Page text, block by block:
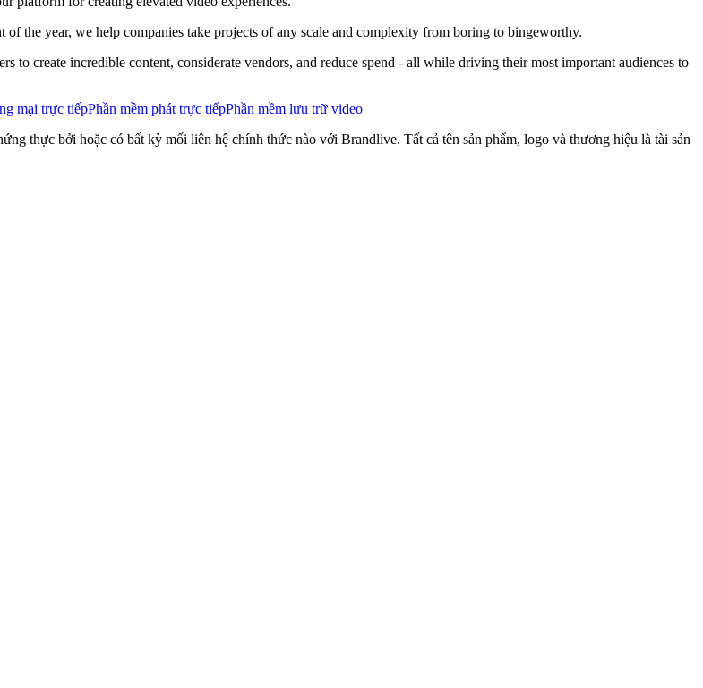
the year, we help companies take projects of any scale and complexity from boring to bingeworthy.
to create incredible content, considerate vendors, and reduce spend - all while driving their most important audiences to
mại trực tiếpPhần mềm phát trực tiếpPhần mềm lưu trữ video
thực bởi hoặc có bất kỳ mối liên hệ chính thức nào với Brandlive. Tất cả tên sản phẩm, logo và thương hiệu là tài sản